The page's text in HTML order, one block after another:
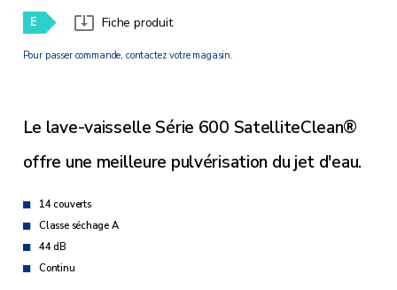
E Fiche produit
Pour passer commande, contactez votre magasin.
Le lave-vaisselle Série 600 SatelliteClean®
offre une meilleure pulvérisation du jet d'eau.
14 couverts
Classe séchage A
44 dB
Continu